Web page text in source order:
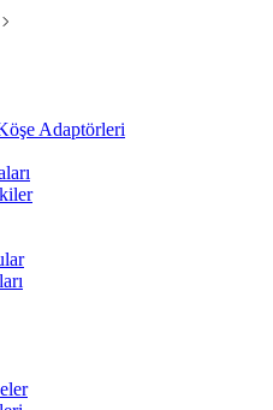
Adaptörleri